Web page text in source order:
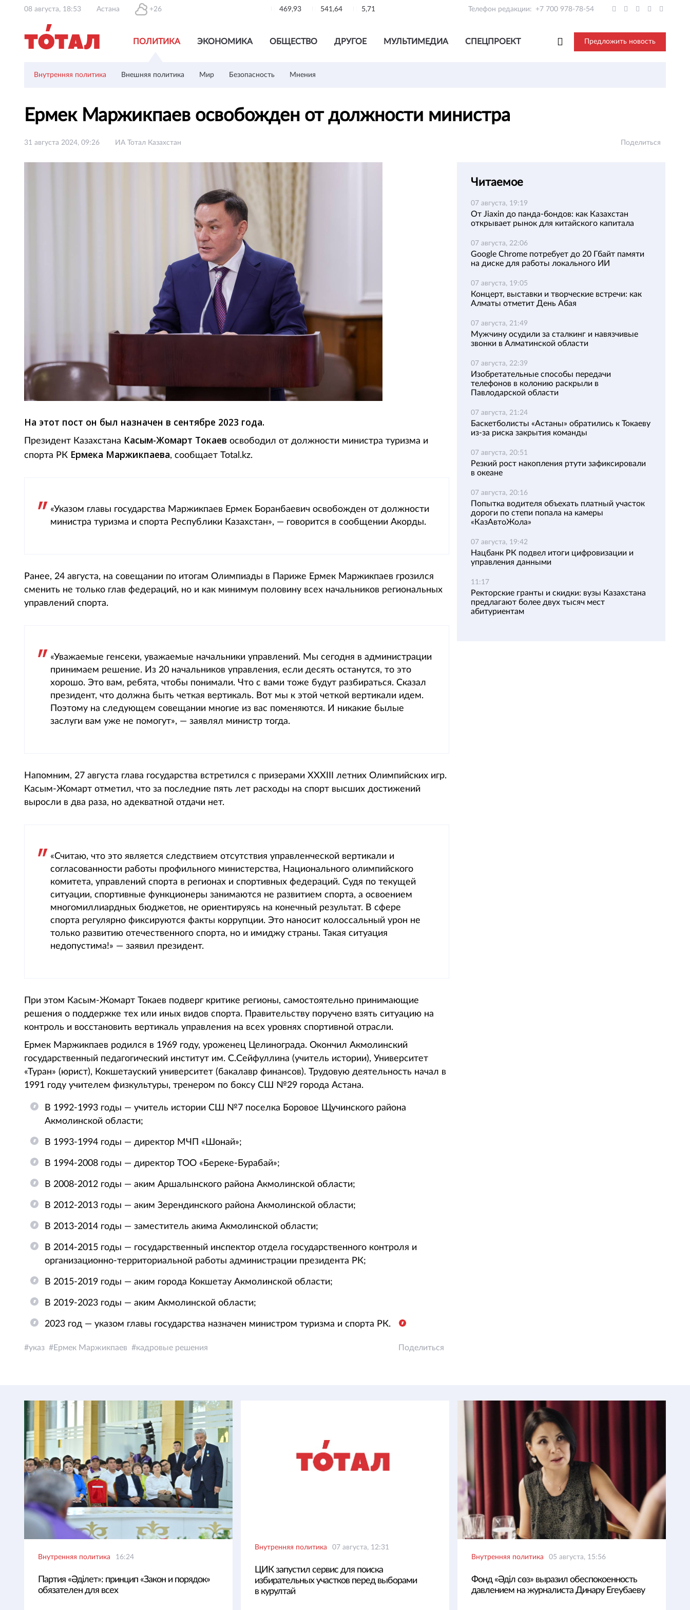
08 августа, 18:53 Астана +26 469,93 541,64 5,71 Телефон редакции: +7 700 978-78-54
ПОЛИТИКА ЭКОНОМИКА ОБЩЕСТВО ДРУГОЕ МУЛЬТИМЕДИА СПЕЦПРОЕКТ Предложить новость
Внутренняя политика Внешняя политика Мир Безопасность Мнения
Ермек Маржикпаев освобожден от должности министра
31 августа 2024, 09:26 ИА Тотал Казахстан Поделиться
На этот пост он был назначен в сентябре 2023 года.
Президент Казахстана Касым-Жомарт Токаев освободил от должности министра туризма и
спорта РК Ермека Маржикпаева, сообщает Total.kz.
«Указом главы государства Маржикпаев Ермек Боранбаевич освобожден от должности
министра туризма и спорта Республики Казахстан», — говорится в сообщении Акорды.
Ранее, 24 августа, на совещании по итогам Олимпиады в Париже Ермек Маржикпаев грозился
сменить не только глав федераций, но и как минимум половину всех начальников региональных
управлений спорта.
«Уважаемые генсеки, уважаемые начальники управлений. Мы сегодня в администрации
принимаем решение. Из 20 начальников управления, если десять останутся, то это
хорошо. Это вам, ребята, чтобы понимали. Что с вами тоже будут разбираться. Сказал
президент, что должна быть четкая вертикаль. Вот мы к этой четкой вертикали идем.
Поэтому на следующем совещании многие из вас поменяются. И никакие былые
заслуги вам уже не помогут», — заявлял министр тогда.
Напомним, 27 августа глава государства встретился с призерами ХХХІІІ летних Олимпийских игр.
Касым-Жомарт отметил, что за последние пять лет расходы на спорт высших достижений
выросли в два раза, но адекватной отдачи нет.
«Считаю, что это является следствием отсутствия управленческой вертикали и
согласованности работы профильного министерства, Национального олимпийского
комитета, управлений спорта в регионах и спортивных федераций. Судя по текущей
ситуации, спортивные функционеры занимаются не развитием спорта, а освоением
многомиллиардных бюджетов, не ориентируясь на конечный результат. В сфере
спорта регулярно фиксируются факты коррупции. Это наносит колоссальный урон не
только развитию отечественного спорта, но и имиджу страны. Такая ситуация
недопустима!» — заявил президент.
При этом Касым-Жомарт Токаев подверг критике регионы, самостоятельно принимающие
решения о поддержке тех или иных видов спорта. Правительству поручено взять ситуацию на
контроль и восстановить вертикаль управления на всех уровнях спортивной отрасли.
Ермек Маржикпаев родился в 1969 году, уроженец Целинограда. Окончил Акмолинский
государственный педагогический институт им. С.Сейфуллина (учитель истории), Университет
«Туран» (юрист), Кокшетауский университет (бакалавр финансов). Трудовую деятельность начал в
1991 году учителем физкультуры, тренером по боксу СШ №29 города Астана.
В 1992-1993 годы — учитель истории СШ №7 поселка Боровое Щучинского района
Акмолинской области;
В 1993-1994 годы — директор МЧП «Шонай»;
В 1994-2008 годы — директор ТОО «Береке-Бурабай»;
В 2008-2012 годы — аким Аршалынского района Акмолинской области;
В 2012-2013 годы — аким Зерендинского района Акмолинской области;
В 2013-2014 годы — заместитель акима Акмолинской области;
В 2014-2015 годы — государственный инспектор отдела государственного контроля и
организационно-территориальной работы администрации президента РК;
В 2015-2019 годы — аким города Кокшетау Акмолинской области;
В 2019-2023 годы — аким Акмолинской области;
2023 год — указом главы государства назначен министром туризма и спорта РК.
указ Ермек Маржикпаев кадровые решения Поделиться
Читаемое
07 августа, 19:19
От Jiaxin до панда-бондов: как Казахстан
открывает рынок для китайского капитала
07 августа, 22:06
Google Chrome потребует до 20 Гбайт памяти
на диске для работы локального ИИ
07 августа, 19:05
Концерт, выставки и творческие встречи: как
Алматы отметит День Абая
07 августа, 21:49
Мужчину осудили за сталкинг и навязчивые
звонки в Алматинской области
07 августа, 22:39
Изобретательные способы передачи
телефонов в колонию раскрыли в
Павлодарской области
07 августа, 21:24
Баскетболисты «Астаны» обратились к Токаеву
из-за риска закрытия команды
07 августа, 20:51
Резкий рост накопления ртути зафиксировали
в океане
07 августа, 20:16
Попытка водителя объехать платный участок
дороги по степи попала на камеры
«КазАвтоЖола»
07 августа, 19:42
Нацбанк РК подвел итоги цифровизации и
управления данными
11:17
Ректорские гранты и скидки: вузы Казахстана
предлагают более двух тысяч мест
абитуриентам
Внутренняя политика 16:24
Партия «Әділет»: принцип «Закон и порядок»
обязателен для всех
Внутренняя политика 07 августа, 12:31
ЦИК запустил сервис для поиска
избирательных участков перед выборами
в курултай
Внутренняя политика 05 августа, 15:56
Фонд «Әділ сөз» выразил обеспокоенность
давлением на журналиста Динару Егеубаеву